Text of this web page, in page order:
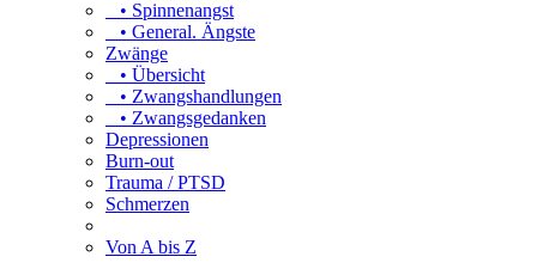
• Spinnenangst
• General. Ängste
Zwänge
• Übersicht
• Zwangshandlungen
• Zwangsgedanken
Depressionen
Burn-out
Trauma / PTSD
Schmerzen
Von A bis Z